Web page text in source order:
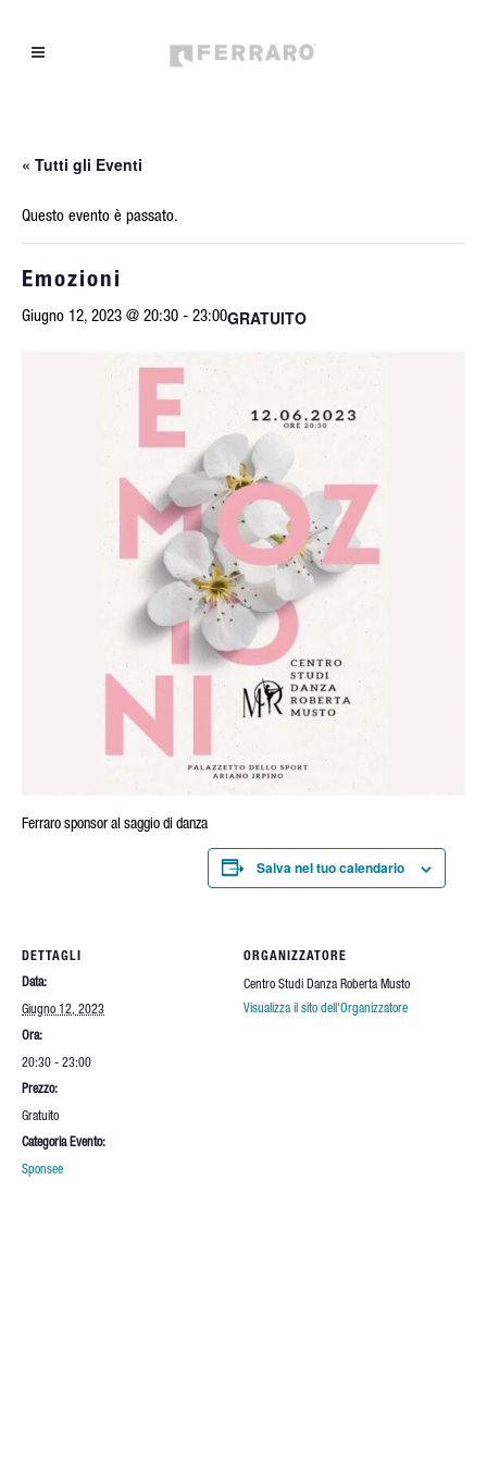
« Tutti gli Eventi
Questo evento è passato.
Emozioni
Giugno 12, 2023 @ 20:30 - 23:00GRATUITO
Ferraro sponsor al saggio di danza
Salva nel tuo calendario
DETTAGLI
Data:
Giugno 12, 2023
Ora:
20:30 - 23:00
Prezzo:
Gratuito
Categoria Evento:
Sponsee
ORGANIZZATORE
Centro Studi Danza Roberta Musto
Visualizza il sito dell'Organizzatore